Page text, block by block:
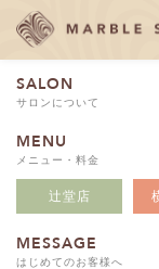
SALON
サロンについて
MENU
メニュー・料金
辻堂店
MESSAGE
はじめてのお客様へ